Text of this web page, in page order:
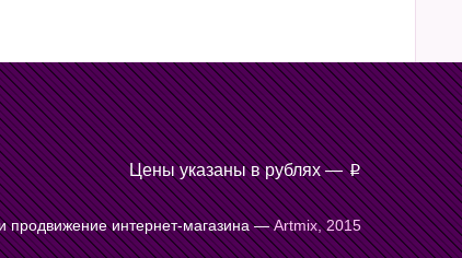
Цены указаны в рублях —p
продвижение интернет-магазина —Artmix, 2015